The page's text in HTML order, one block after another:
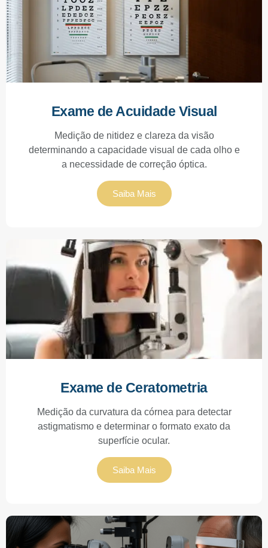
Exame de Acuidade Visual
Medição de nitidez e clareza da visão
determinando a capacidade visual de cada olho e
a necessidade de correção óptica.
Saiba Mais
Exame de Ceratometria
Medição da curvatura da córnea para detectar
astigmatismo e determinar o formato exato da
superfície ocular.
Saiba Mais